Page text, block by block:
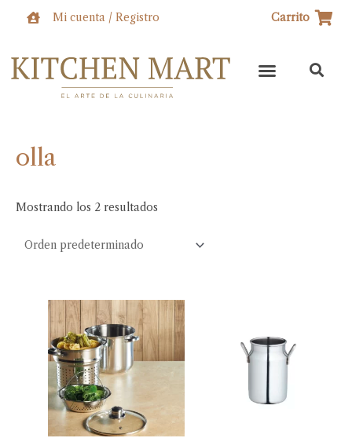
Mi cuenta / Registro Carrito
olla
Mostrando los 2 resultados